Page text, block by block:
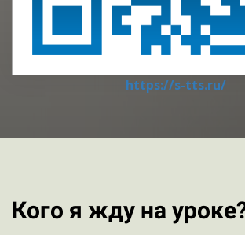
https://s-tts.ru/
Кого я жду на